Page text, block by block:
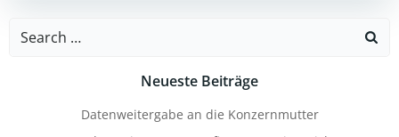
Search
Neueste Beiträge
Datenweitergabe an die Konzernmutter